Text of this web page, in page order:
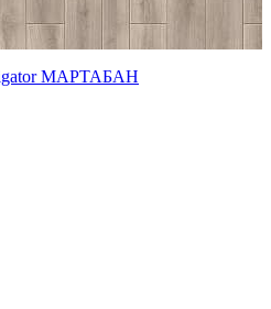
МАРТАБАН